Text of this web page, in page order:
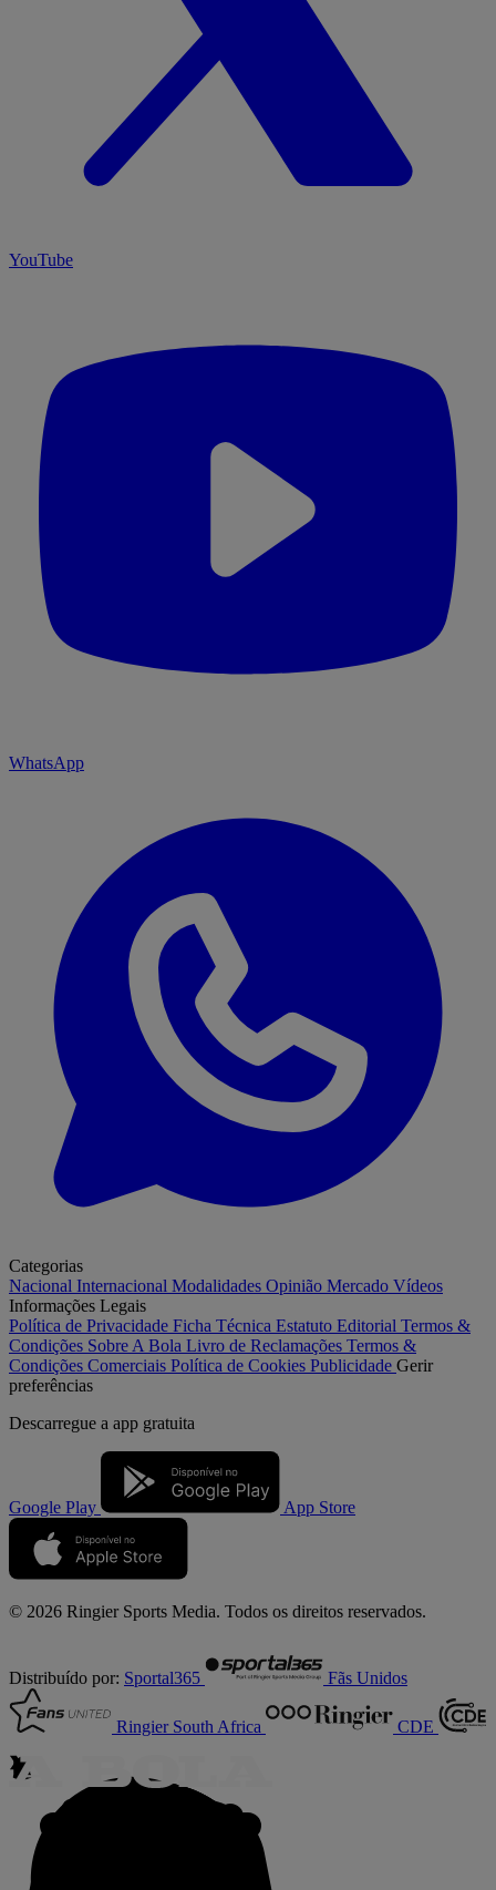
YouTube
WhatsApp
Categorias
Nacional Internacional Modalidades Opinião Mercado Vídeos
Informações Legais
Política de Privacidade Ficha Técnica Estatuto Editorial Termos &
Condições Sobre A Bola Livro de Reclamações Termos &
Condições Comerciais Política de Cookies Publicidade Gerir
preferências
Descarregue a app gratuita
Google Play App Store
© 2026 Ringier Sports Media. Todos os direitos reservados.
Distribuído por: Sportal365 Fãs Unidos
Ringier South Africa CDE